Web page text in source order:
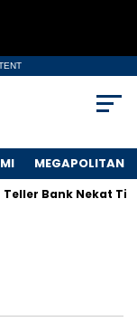
MEGAPOLITAN
Teller Bank Nekat